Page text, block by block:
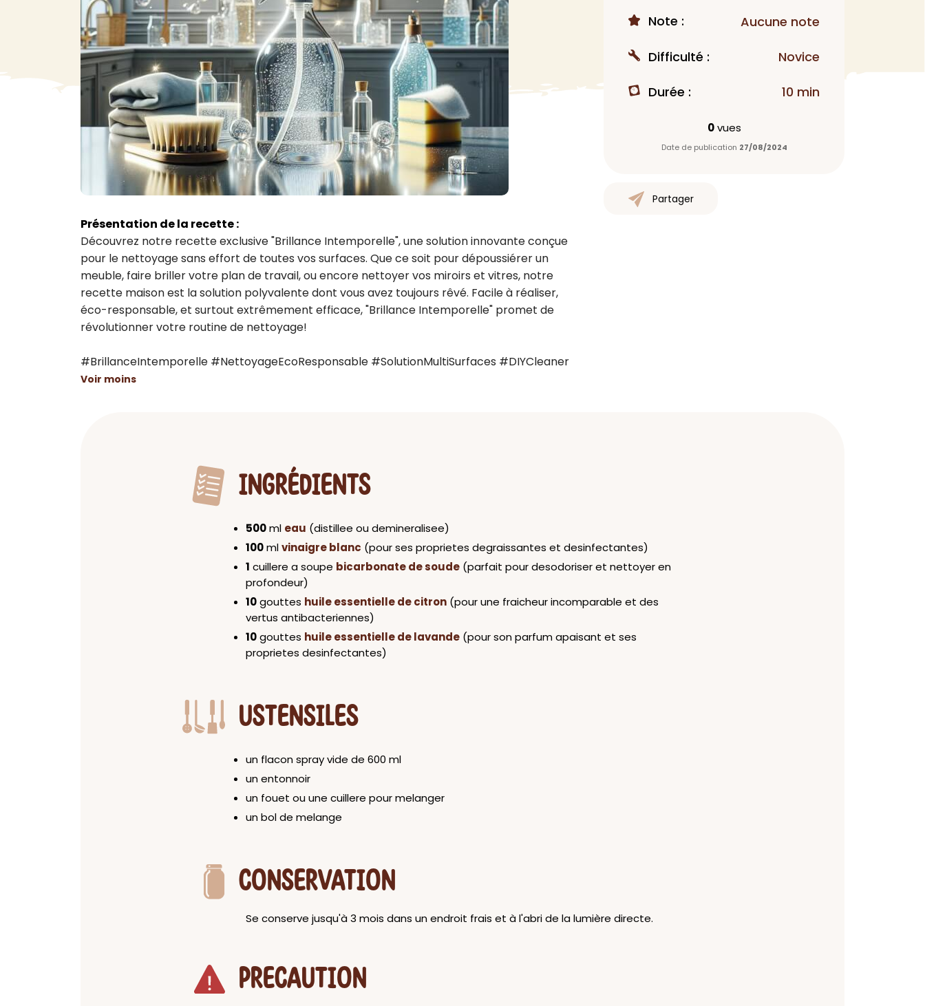
VAISELLE
Liquide Vaiselle
Entretien Lave Vaiselle
Autre
> Voir tout
DIVERS
Spécial Covid
Automobile
Insecticide
Objet
Autre
> Voir tout
BAIN ET DOUCHE
Gel douche
Savon
Huile de bain
Pain moussant
Bombe de bain
Autre
> Voir tout
Spray corporel
MAQUILLAGE
Rouge à lèvres
Démaquillant
Primer
Autre
Présentation de la recette :
Découvrez notre recette exclusive "Brillance Intemporelle", une solution innovante conçue
pour le nettoyage sans effort de toutes vos surfaces. Que ce soit pour dépoussiérer un
meuble, faire briller votre plan de travail, ou encore nettoyer vos miroirs et vitres, notre
recette maison est la solution polyvalente dont vous avez toujours rêvé. Facile à réaliser,
éco-responsable, et surtout extrêmement efficace, "Brillance Intemporelle" promet de
révolutionner votre routine de nettoyage!
#BrillanceIntemporelle #NettoyageEcoResponsable #SolutionMultiSurfaces #DIYCleaner
Voir moins
Note : Aucune note
Difficulté : Novice
Durée : 10 min
0vues
Date de publication 27/08/2024
Partager
INGRÉDIENTS
500ml eau (distillee ou demineralisee)
100mlvinaigre blanc (pour ses proprietes degraissantes et desinfectantes)
1 cuillere a soupe bicarbonate de soude (parfait pour desodoriser et nettoyer en
profondeur)
10gouttes huile essentielle de citron (pour une fraicheur incomparable et des
vertus antibacteriennes)
10gouttes huile essentielle de lavande (pour son parfum apaisant et ses
proprietes desinfectantes)
USTENSILES
un flacon spray vide de 600 ml
un entonnoir
un fouet ou une cuillere pour melanger
un bol de melange
CONSERVATION
Se conserve jusqu'à 3 mois dans un endroit frais et à l'abri de la lumière directe.
PRECAUTION